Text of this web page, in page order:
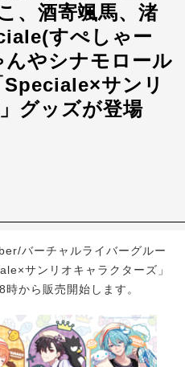
、酒寄颯馬、渚
すぺしゃー
やシナモロール
サンリ
グッズが登場
バーチャルライバーグルー
サンリオキャラクターズ」
から販売開始します。